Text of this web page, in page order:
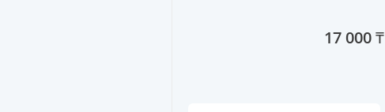
17 000 ₸